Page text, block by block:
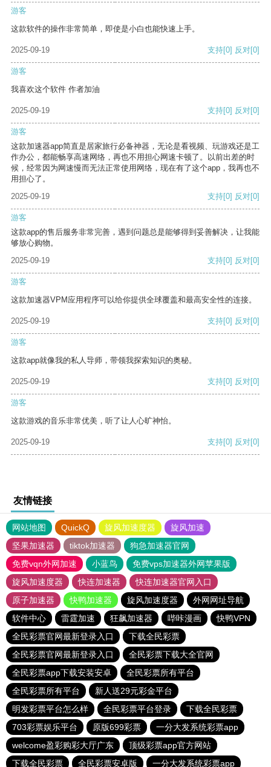
游客
这款软件的操作非常简单，即使是小白也能快速上手。
2025-09-19 支持[0] 反对[0]
游客
我喜欢这个软件 作者加油
2025-09-19 支持[0] 反对[0]
游客
这款加速器app简直是居家旅行必备神器，无论是看视频、玩游戏还是工
作办公，都能畅享高速网络，再也不用担心网速卡顿了。以前出差的时
候，经常因为网速慢而无法正常使用网络，现在有了这个app，我再也不
用担心了。
2025-09-19
支持[0] 反对[0]
游客
这款app的售后服务非常完善，遇到问题总是能够得到妥善解决，让我能
够放心购物。
2025-09-19
支持[0] 反对[0]
游客
这款加速器VPM应用程序可以给你提供全球覆盖和最高安全性的连接。
2025-09-19 支持[0] 反对[0]
游客
这款app就像我的私人导师，带领我探索知识的奥秘。
2025-09-19 支持[0] 反对[0]
游客
这款游戏的音乐非常优美，听了让人心旷神怡。
2025-09-19 支持[0] 反对[0]
友情链接
网站地图 QuickQ 旋风加速度器
旋风加速
坚果加速器
tiktok加速器
狗急加速器官网
免费vqn外网加速
小蓝鸟
免费vps加速器外网苹果版
旋风加速度器
快连加速器
快连加速器官网入口
原子加速器
快鸭加速器 旋风加速度器
外网网址导航
软件中心
雷霆加速 狂飙加速器 哔咔漫画
快鸭VPN
全民彩票官网最新登录入口
下载全民彩票
全民彩票官网最新登录入口
全民彩票下载大全官网
全民彩票app下载安装安卓
全民彩票所有平台
全民彩票所有平台
新人送29元彩金平台
明发彩票平台怎么样
全民彩票平台登录
下载全民彩票
703彩票娱乐平台
原版699彩票
一分大发系统彩票app
welcome盈彩购彩大厅广东
顶级彩票app官方网站
下载全民彩票
全民彩票安卓版 一分大发系统彩票app